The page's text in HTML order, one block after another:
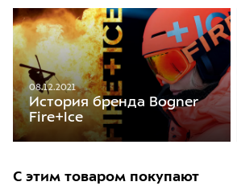
08.12.2021
История бренда Bogner
Fire+Ice
С этим товаром покупают